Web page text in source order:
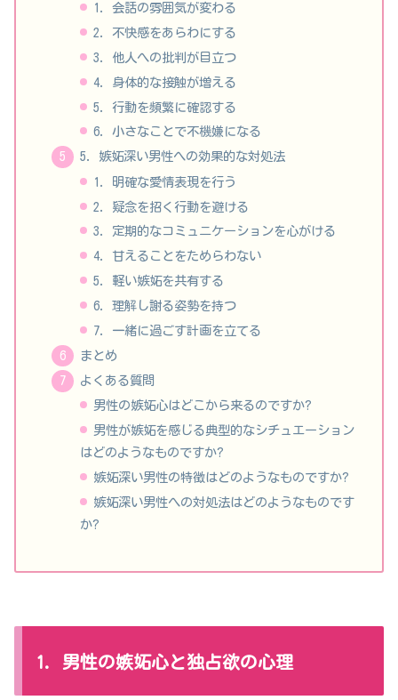
1. 会話の雰囲気が変わる
2. 不快感をあらわにする
3. 他人への批判が目立つ
4. 身体的な接触が増える
5. 行動を頻繁に確認する
6. 小さなことで不機嫌になる
5. 嫉妬深い男性への効果的な対処法
1. 明確な愛情表現を行う
2. 疑念を招く行動を避ける
3. 定期的なコミュニケーションを心がける
4. 甘えることをためらわない
5. 軽い嫉妬を共有する
6. 理解し謝る姿勢を持つ
7. 一緒に過ごす計画を立てる
まとめ
よくある質問
男性の嫉妬心はどこから来るのですか?
男性が嫉妬を感じる典型的なシチュエーション
はどのようなものですか?
嫉妬深い男性の特徴はどのようなものですか?
嫉妬深い男性への対処法はどのようなものです
か?
1. 男性の嫉妬心と独占欲の心理